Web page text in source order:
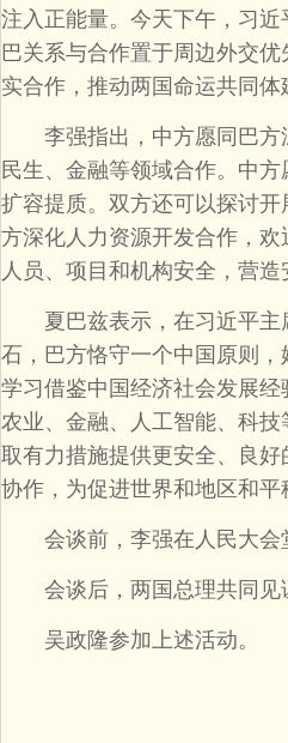
注入正能量。今天下午，习
巴关系与合作置于周边外交
实合作，推动两国命运共同体
李强指出，中方愿同巴方
民生、金融等领域合作。中
扩容提质。双方还可以探讨
方深化人力资源开发合作，
人员、项目和机构安全，营造
夏巴兹表示，在习近平主
石，巴方恪守一个中国原则
学习借鉴中国经济社会发展
农业、金融、人工智能、科
取有力措施提供更安全、良
协作，为促进世界和地区和平
会谈前，李强在人民大会
会谈后，两国总理共同见
吴政隆参加上述活动。